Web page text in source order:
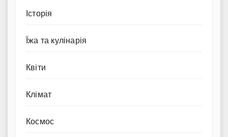
Історія
Їжа та кулінарія
Квіти
Клімат
Космос